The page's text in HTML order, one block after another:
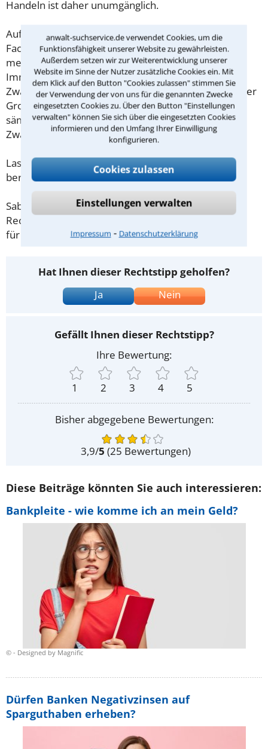
anwalt-suchservice.de verwendet Cookies, um die
Funktionsfähigkeit unserer Website zu gewährleisten.
Außerdem setzen wir zur Weiterentwicklung unserer
Website im Sinne der Nutzer zusätzliche Cookies ein. Mit
dem Klick auf den Button "Cookies zulassen" stimmen Sie
der Verwendung der von uns für die genannten Zwecke
eingesetzten Cookies zu. Über den Button "Einstellungen
verwalten" können Sie sich über die eingesetzten Cookies
informieren und den Umfang Ihrer Einwilligung
konfigurieren.
Cookies zulassen
Einstellungen verwalten
Impressum ⁃ Datenschutzerklärung
Handeln ist daher unumgänglich.
Aufgrund meiner langjährigen Tätigkeit als
Fachanwältin für Bank- und Kapitalmarktrecht sowie
meiner Erfahrung in der Abwicklung von
Immobiliendarlehen und
Zwangsversteigerungsverfahren bei einer Frankfurter
Großbank, bin ich in der Lage, Sie umfassend zu
sämtlichen Fragen der Darlehenskündigung und
Zwangsversteigerung zu beraten.
Lassen Sie sich individuell und juristisch fundiert
beraten und vereinbaren Sie einen Termin mit uns.
Sabine Burges, Frankfurt
Rechtsanwältin und Fachanwältin
für Bank- und Kapitalmarktrecht
Hat Ihnen dieser Rechtstipp geholfen?
Ja
Nein
Gefällt Ihnen dieser Rechtstipp?
Ihre Bewertung:
1 2 3 4 5
Bisher abgegebene Bewertungen:
3,9/5 (25 Bewertungen)
Diese Beiträge könnten Sie auch interessieren:
© - Designed by Magnific
Bankpleite - wie komme ich an mein Geld?
Dürfen Banken Negativzinsen auf
Sparguthaben erheben?